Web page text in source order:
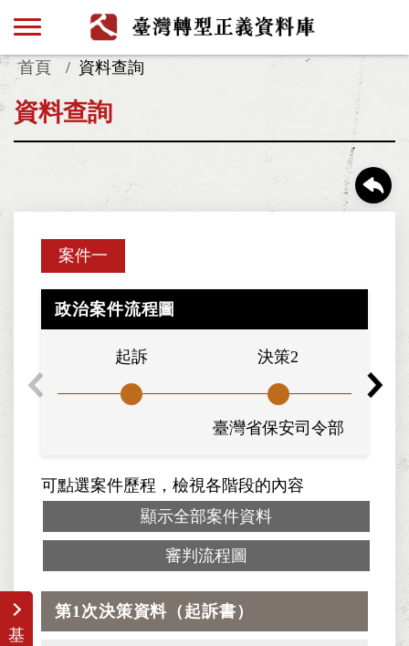
首頁 資料查詢
資料查詢
案件一
政治案件流程圖
起訴 決策2
臺灣省保安司令部
可點選案件歷程，檢視各階段的內容
顯示全部案件資料
審判流程圖
基
第1次決策資料（起訴書）